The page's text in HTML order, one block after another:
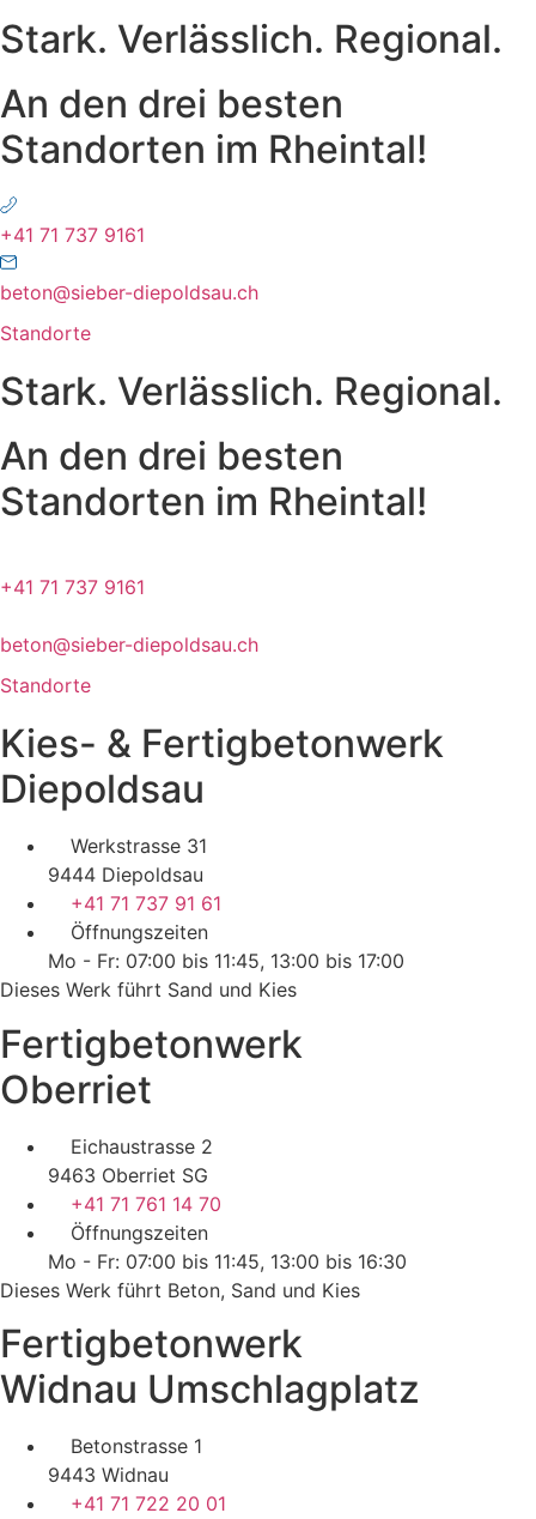
Stark. Verlässlich. Regional.
An den drei besten
Standorten im Rheintal!
+41 71 737 9161
beton@sieber-diepoldsau.ch
Standorte
Stark. Verlässlich. Regional.
An den drei besten
Standorten im Rheintal!
+41 71 737 9161
beton@sieber-diepoldsau.ch
Standorte
Kies- & Fertigbetonwerk
Diepoldsau
Werkstrasse 31
9444 Diepoldsau
+41 71 737 91 61
Öffnungszeiten
Mo - Fr: 07:00 bis 11:45, 13:00 bis 17:00
Dieses Werk führt Sand und Kies
Fertigbetonwerk
Oberriet
Eichaustrasse 2
9463 Oberriet SG
+41 71 761 14 70
Öffnungszeiten
Mo - Fr: 07:00 bis 11:45, 13:00 bis 16:30
Dieses Werk führt Beton, Sand und Kies
Fertigbetonwerk
Widnau Umschlagplatz
Betonstrasse 1
9443 Widnau
+41 71 722 20 01